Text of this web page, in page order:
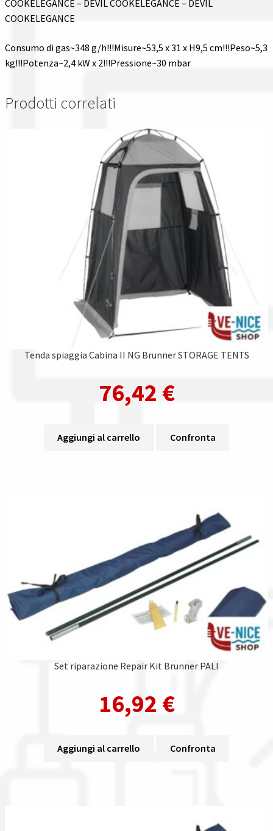
COOKELEGANCE – DEVIL COOKELEGANCE – DEVIL
COOKELEGANCE
Consumo di gas~348 g/h!!!Misure~53,5 x 31 x H9,5 cm!!!Peso~5,3
kg!!!Potenza~2,4 kW x 2!!!Pressione~30 mbar
Prodotti correlati
Tenda spiaggia Cabina II NG Brunner STORAGE TENTS
76,42 €
Aggiungi al carrello Confronta
Set riparazione Repair Kit Brunner PALI
16,92 €
Aggiungi al carrello Confronta